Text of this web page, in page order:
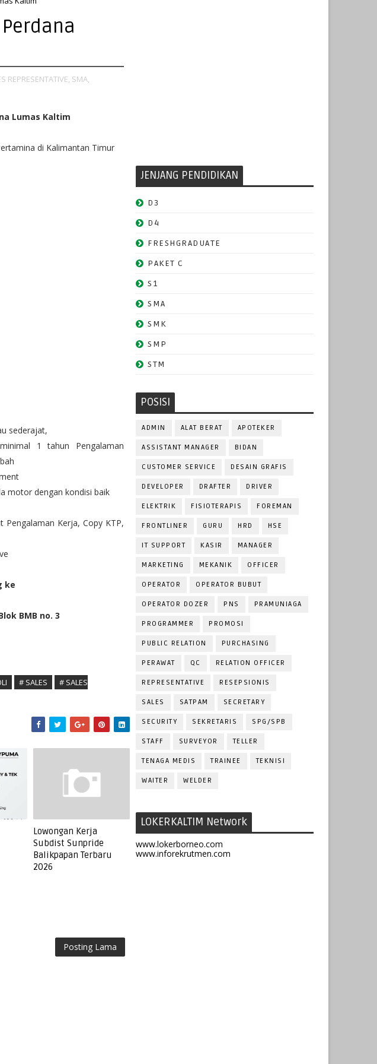
REPRESENTATIVE, SMA,
Lumas Kaltim
di Kalimantan Timur
sederajat,
1 tahun Pengalaman
motor dengan kondisi baik
Kerja, Copy KTP,
ke
BMB no. 3
# SALES
# SALES
Lowongan Kerja
Subdist Sunpride
Balikpapan Terbaru
2026
Posting Lama
JENJANG PENDIDIKAN
D3
D4
FRESHGRADUATE
PAKET C
S1
SMA
SMK
SMP
STM
POSISI
ADMIN ALAT BERAT APOTEKER
ASSISTANT MANAGER BIDAN
CUSTOMER SERVICE DESAIN GRAFIS
DEVELOPER DRAFTER DRIVER
ELEKTRIK FISIOTERAPIS FOREMAN
FRONTLINER GURU HRD HSE
IT SUPPORT KASIR MANAGER
MARKETING MEKANIK OFFICER
OPERATOR OPERATOR BUBUT
OPERATOR DOZER PNS PRAMUNIAGA
PROGRAMMER PROMOSI
PUBLIC RELATION PURCHASING
PERAWAT QC RELATION OFFICER
REPRESENTATIVE RESEPSIONIS
SALES SATPAM SECRETARY
SECURITY SEKRETARIS SPG/SPB
STAFF SURVEYOR TELLER
TENAGA MEDIS TRAINEE TEKNISI
WAITER WELDER
LOKERKALTIM Network
www.lokerborneo.com
www.inforekrutmen.com